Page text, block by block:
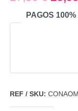
PAGOS
REF / SKU: